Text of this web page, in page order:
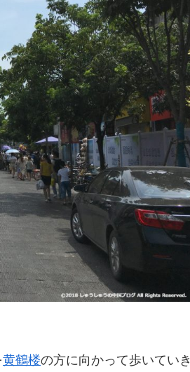
黄鶴楼の方に向かって歩いていき